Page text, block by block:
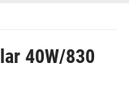
40W/830